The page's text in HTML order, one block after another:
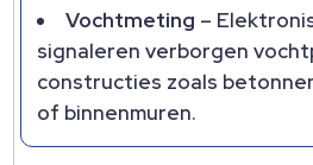
Vochtmeting –
signaleren verborgen
constructies zoals
of binnenmuren.​